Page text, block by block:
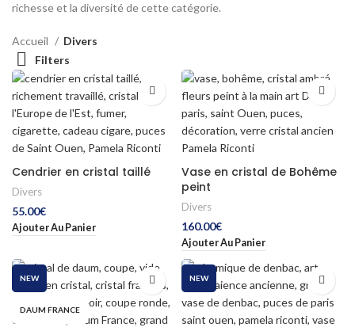
richesse et la diversité de cette catégorie.
Accueil
Divers
Filters
Cendrier en cristal taillé
Divers
55.00€
Ajouter Au Panier
Vase en cristal de Bohême
peint
Divers
160.00€
Ajouter Au Panier
NEW
DAUM FRANCE
NEW